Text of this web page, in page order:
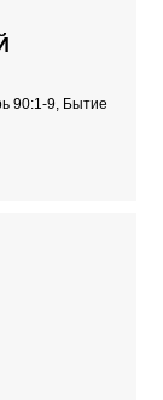
90:1-9, Бытие